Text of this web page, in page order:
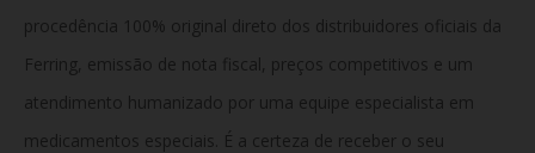
procedência 100% original direto dos distribuidores oficiais da
Ferring, emissão de nota fiscal, preços competitivos e um
atendimento humanizado por uma equipe especialista em
medicamentos especiais. É a certeza de receber o seu